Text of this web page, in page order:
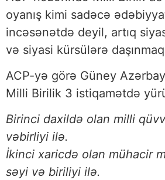
oyanış kimi sadəcə
incəsənətdə deyil, artıq
və siyasi kürsülərə
ACP-yə görə Güney
Milli Birilik 3 istiqamətdə
Birinci daxildə olan milli
vəbirliyi ilə.
İkinci xaricdə olan mühacir
səyi və biriliyi ilə.